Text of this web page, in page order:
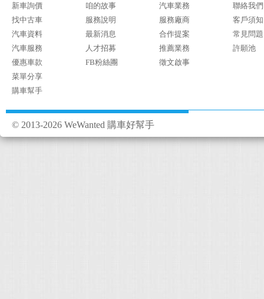
新車詢價
找中古車
汽車資料
汽車服務
優惠車款
菜單分享
購車幫手
咱的故事
服務說明
最新消息
人才招募
FB粉絲團
汽車業務
服務廠商
合作提案
推薦業務
徵文啟事
聯絡我們
客戶須知
常見問題
許願池
© 2013-2026 WeWanted 購車好幫手